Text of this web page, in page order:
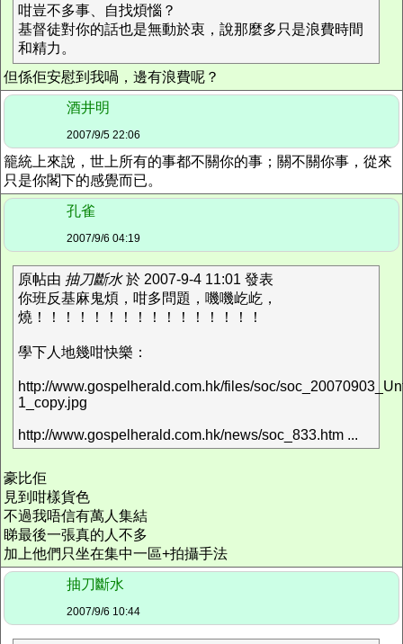
咁豈不多事、自找煩惱？
基督徒對你的話也是無動於衷，說那麼多只是浪費時間
和精力。
但係佢安慰到我喎，邊有浪費呢？
酒井明
2007/9/5 22:06
籠統上來說，世上所有的事都不關你的事；關不關你事，從來
只是你閣下的感覺而已。
孔雀
2007/9/6 04:19
原帖由 抽刀斷水於 2007-9-4 11:01 發表
你班反基麻鬼煩，咁多問題，嘰嘰屹屹，
燒！！！！！！！！！！！！！！！！
學下人地幾咁快樂：
http://www.gospelherald.com.hk/files/soc/
1_copy.jpg
http://www.gospelherald.com.hk/news/soc_833.htm ...
豪比佢
見到咁樣貨色
不過我唔信有萬人集結
睇最後一張真的人不多
加上他們只坐在集中一區+拍攝手法
抽刀斷水
2007/9/6 10:44